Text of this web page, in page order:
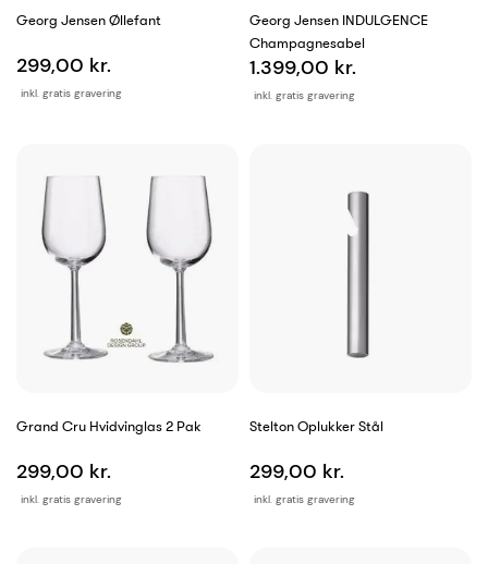
Georg Jensen Øllefant
inkl. gratis gravering
299,00 kr.
Georg Jensen INDULGENCE
Champagnesabel
inkl. gratis gravering
1.399,00 kr.
Grand Cru Hvidvinglas 2 Pak
inkl. gratis gravering
299,00 kr.
Stelton Oplukker Stål
inkl. gratis gravering
299,00 kr.